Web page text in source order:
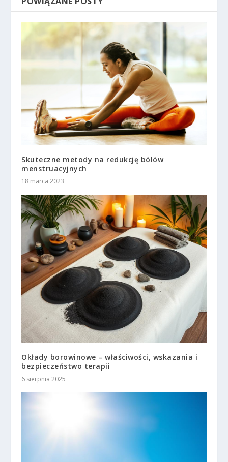
Skuteczne metody na redukcję bólów
menstruacyjnych
18 marca 2023
Okłady borowinowe – właściwości, wskazania i
bezpieczeństwo terapii
6 sierpnia 2025